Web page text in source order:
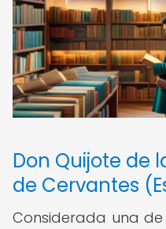
Don Quijote de
de Cervantes
Considerada una